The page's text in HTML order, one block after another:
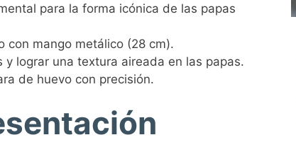
para la forma icónica de las papas
con mango metálico (28 cm).
y lograr una textura aireada en las papas.
de huevo con precisión.